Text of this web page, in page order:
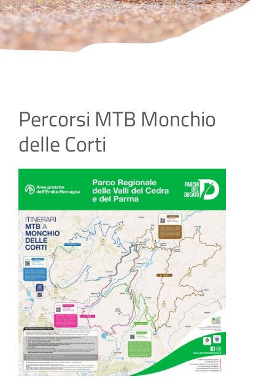
SITO ISTITUZIONALE
Percorsi MTB Monchio
delle Corti